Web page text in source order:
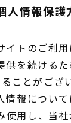
人情報保護
イトのご利
供を続ける
ことがござ
情報につい
使用し、当